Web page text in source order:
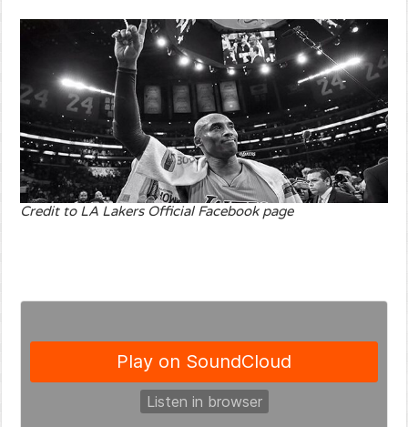
Credit to LA Lakers Official Facebook page